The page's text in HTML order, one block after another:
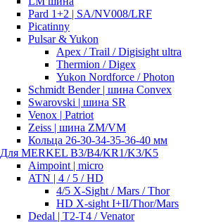
Pard 1+2 | SA/NV008/LRF
Picatinny
Pulsar & Yukon
Apex / Trail / Digisight ultra
Thermion / Digex
Yukon Nordforce / Photon
Schmidt Bender | шина Convex
Swarovski | шина SR
Venox | Patriot
Zeiss | шина ZM/VM
Кольца 26-30-34-35-36-40 мм
Для MERKEL B3/B4/KR1/K3/K5
Aimpoint | micro
ATN | 4 / 5 / HD
4/5 X-Sight / Mars / Thor
HD X-sight I+II/Thor/Mars
Dedal | T2-T4 / Venator